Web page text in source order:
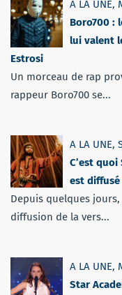
A LA UNE,
Boro700 :
lui valent
Estrosi
Un morceau de rap
rappeur Boro700 se...
A LA UNE,
C’est
est diffusé
Depuis quelques
diffusion de la vers...
A LA UNE,
Star